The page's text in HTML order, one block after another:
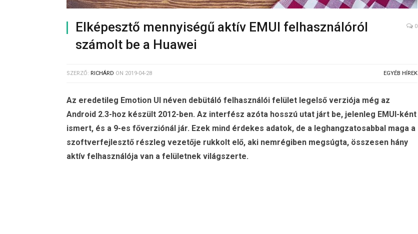
Elképesztő mennyiségű aktív EMUI felhasználóról
számolt be a Huawei
0
SZERZŐ: RICHÁRD ON 2019-04-28 EGYÉB HÍREK
Az eredetileg Emotion UI néven debütáló felhasználói felület legelső verziója még az
Android 2.3-hoz készült 2012-ben. Az interfész azóta hosszú utat járt be, jelenleg EMUI-ként
ismert, és a 9-es főverziónál jár. Ezek mind érdekes adatok, de a leghangzatosabbal maga a
szoftverfejlesztő részleg vezetője rukkolt elő, aki nemrégiben megsúgta, összesen hány
aktív felhasználója van a felületnek világszerte.